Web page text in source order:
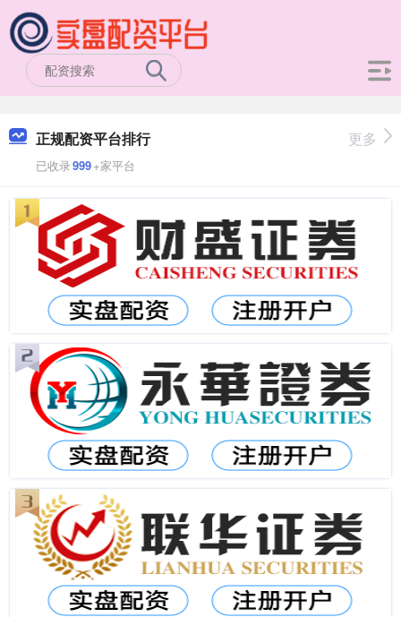
正规配资平台排行
已收录999+家平台
更多